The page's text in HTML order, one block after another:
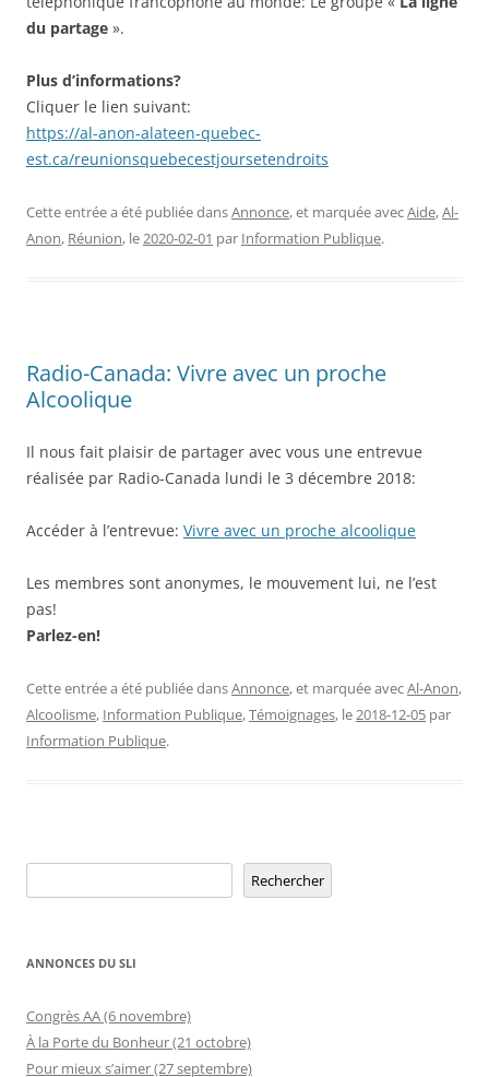
du partage ».
Plus d’informations?
Cliquer le lien suivant:
https://al-anon-alateen-quebec-
est.ca/reunionsquebecestjoursetendroits
Cette entrée a été publiée dansAnnonce, et marquée avecAide,Al-
Anon, Réunion, le2020-02-01 par Information Publique.
Radio-Canada: Vivre avec un proche
Alcoolique
Il nous fait plaisir de partager avec vous une entrevue
réalisée par Radio-Canada lundi le 3 décembre 2018:
Accéder à l’entrevue: Vivre avec un proche alcoolique
Les membres sont anonymes, le mouvement lui, ne l’est
pas!
Parlez-en!
Cette entrée a été publiée dansAnnonce, et marquée avecAl-Anon,
Alcoolisme, Information Publique,Témoignages, le2018-12-05 par
Information Publique.
Rechercher
ANNONCES DU SLI
Congrès AA (6 novembre)
À la Porte du Bonheur (21 octobre)
Pour mieux s’aimer (27 septembre)